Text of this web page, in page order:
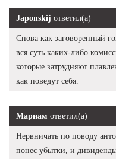
Japonskij ответил(а)
Снова как заговоренный
вся суть каких-либо
которые затрудняют
как поведут себя.
Мариам ответил(а)
Нервничать по поводу
понес убытки, и